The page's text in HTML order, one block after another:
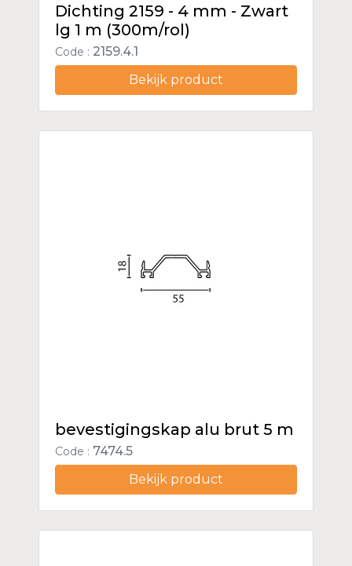
Dichting 2159 - 4 mm - Zwart
lg 1 m (300m/rol)
Code : 2159.4.1
Bekijk product
bevestigingskap alu brut 5 m
Code : 7474.5
Bekijk product